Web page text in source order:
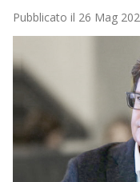
Pubblicato il 26 Mag